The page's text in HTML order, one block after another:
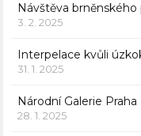
Návštěva brněnského
3. 2. 2025
Interpelace kvůli
31. 1. 2025
Národní Galerie
28. 1. 2025